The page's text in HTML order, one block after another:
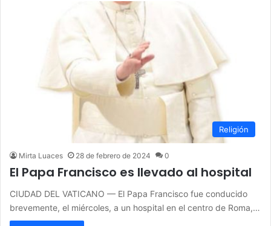
Religión
Mirta Luaces 28 de febrero de 2024 0
El Papa Francisco es llevado al hospital
CIUDAD DEL VATICANO — El Papa Francisco fue conducido
brevemente, el miércoles, a un hospital en el centro de Roma,…